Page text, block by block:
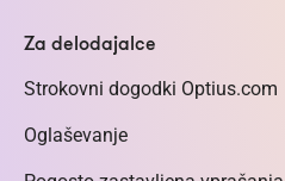
Za delodajalce
Strokovni dogodki Optius.com
Oglaševanje